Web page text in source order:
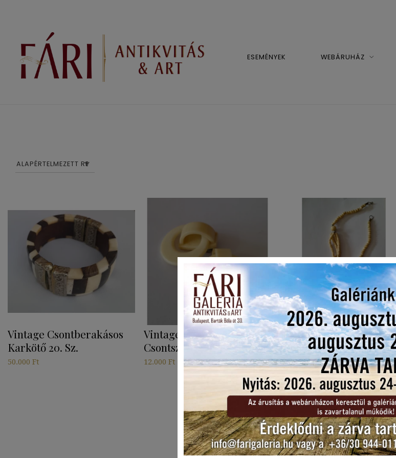
ESEMÉNYEK WEBÁRUHÁZ
Vintage Csontberakásos
Karkötő 20. Sz.
50.000 Ft
Vintage Fülbevaló,
Csontszínű Klipsz 20. Sz.
12.000Ft
Vintage Stílusú Faragott
Csont Nyaklánc 1960-
1980-As Évek
Ft